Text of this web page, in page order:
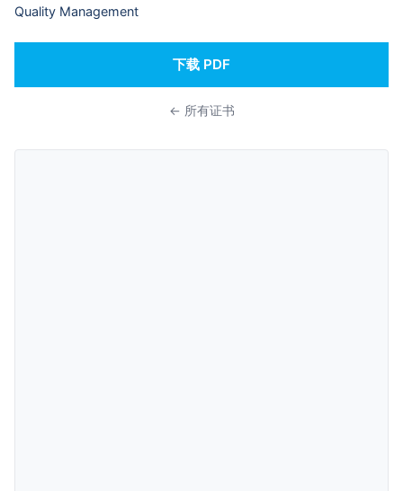
Quality Management
下载 PDF
← 所有证书